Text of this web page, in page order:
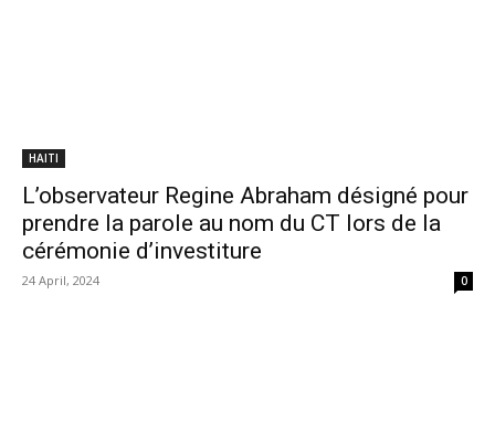
HAITI
L’observateur Regine Abraham désigné pour
prendre la parole au nom du CT lors de la
cérémonie d’investiture
24 April, 2024 0